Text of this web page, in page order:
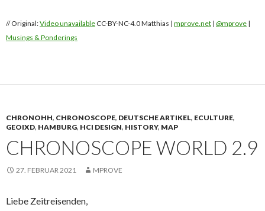
// Original:Video unavailable CC-BY-NC-4.0 Matthias | mprove.net | @mprove |
Musings & Ponderings
CHRONOHH, CHRONOSCOPE, DEUTSCHE ARTIKEL, ECULTURE,
GEOIXD, HAMBURG, HCI DESIGN, HISTORY, MAP
CHRONOSCOPE WORLD 2.9
27. FEBRUAR 2021 MPROVE
Liebe Zeitreisenden,